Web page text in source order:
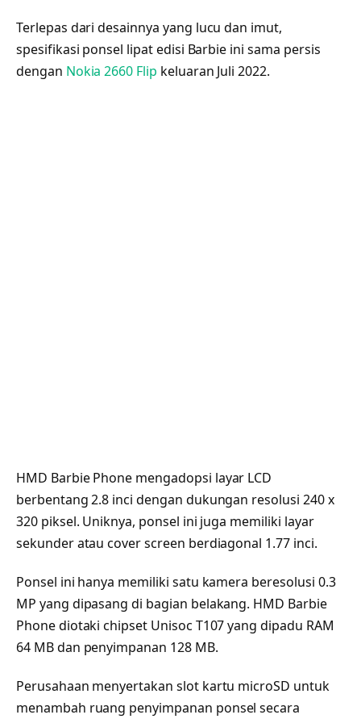
Terlepas dari desainnya yang lucu dan imut,
spesifikasi ponsel lipat edisi Barbie ini sama persis
dengan Nokia 2660 Flip keluaran Juli 2022.
HMD Barbie Phone mengadopsi layar LCD
berbentang 2.8 inci dengan dukungan resolusi 240 x
320 piksel. Uniknya, ponsel ini juga memiliki layar
sekunder atau cover screen berdiagonal 1.77 inci.
Ponsel ini hanya memiliki satu kamera beresolusi 0.3
MP yang dipasang di bagian belakang. HMD Barbie
Phone diotaki chipset Unisoc T107 yang dipadu RAM
64 MB dan penyimpanan 128 MB.
Perusahaan menyertakan slot kartu microSD untuk
menambah ruang penyimpanan ponsel secara